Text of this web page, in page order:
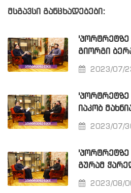
მსგავსი განცხადებები:
ᲒᲘᲝᲠᲒᲘ
2023/07/
'ᲞᲝᲠᲢᲠᲔᲢᲖᲔ
ᲘᲐᲙᲝᲑ
2023/07/
'ᲞᲝᲠᲢᲠᲔᲢᲖᲔ
ᲒᲣᲠᲐᲛ
2023/08/